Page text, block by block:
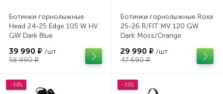
Ботинки горнолыжные
Head 24-25 Edge 105 W HV
GW Dark Blue
39 990 ₽ /шт
58 990 ₽
Ботинки горнолыжные Roxa
25-26 R/FIT MV 120 GW
Dark Moss/Orange
29 990 ₽ /шт
47 690 ₽
-36% -35%